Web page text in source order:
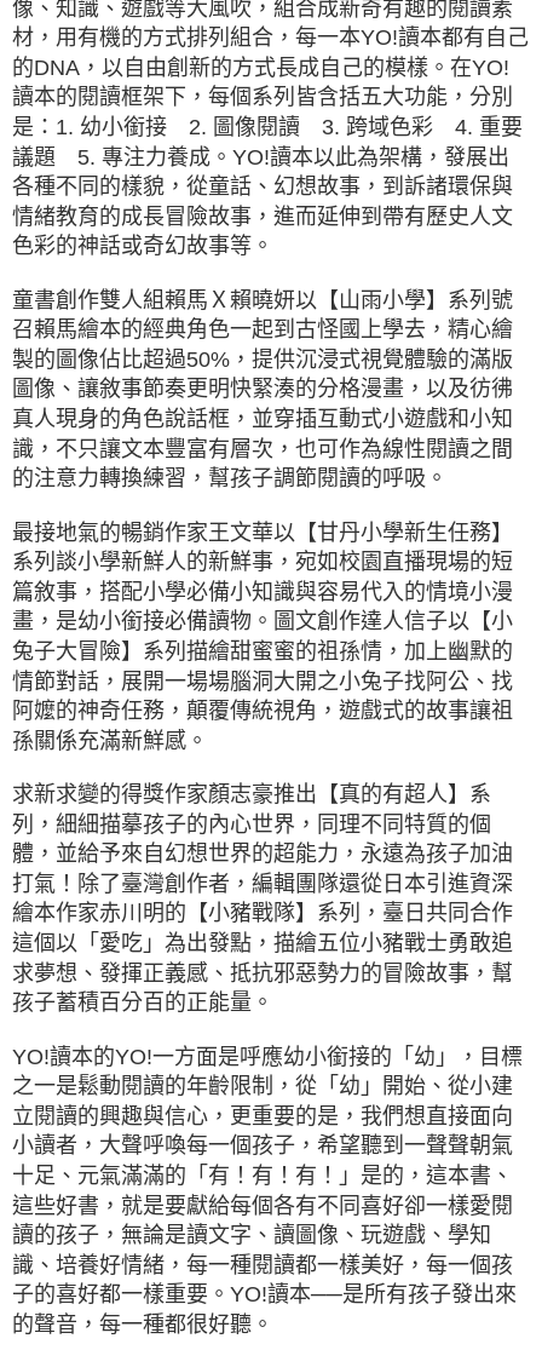
像、知識、遊戲等大風吹，組合成新奇有趣的閱讀素
材，用有機的方式排列組合，每一本YO!讀本都有自己
的DNA，以自由創新的方式長成自己的模樣。在YO!
讀本的閱讀框架下，每個系列皆含括五大功能，分別
是：1. 幼小銜接 2. 圖像閱讀 3. 跨域色彩 4. 重要
議題 5. 專注力養成。YO!讀本以此為架構，發展出
各種不同的樣貌，從童話、幻想故事，到訴諸環保與
情緒教育的成長冒險故事，進而延伸到帶有歷史人文
色彩的神話或奇幻故事等。
童書創作雙人組賴馬Ｘ賴曉妍以【山雨小學】系列號
召賴馬繪本的經典角色一起到古怪國上學去，精心繪
製的圖像佔比超過50%，提供沉浸式視覺體驗的滿版
圖像、讓敘事節奏更明快緊湊的分格漫畫，以及彷彿
真人現身的角色說話框，並穿插互動式小遊戲和小知
識，不只讓文本豐富有層次，也可作為線性閱讀之間
的注意力轉換練習，幫孩子調節閱讀的呼吸。
最接地氣的暢銷作家王文華以【甘丹小學新生任務】
系列談小學新鮮人的新鮮事，宛如校園直播現場的短
篇敘事，搭配小學必備小知識與容易代入的情境小漫
畫，是幼小銜接必備讀物。圖文創作達人信子以【小
兔子大冒險】系列描繪甜蜜蜜的祖孫情，加上幽默的
情節對話，展開一場場腦洞大開之小兔子找阿公、找
阿嬤的神奇任務，顛覆傳統視角，遊戲式的故事讓祖
孫關係充滿新鮮感。
求新求變的得獎作家顏志豪推出【真的有超人】系
列，細細描摹孩子的內心世界，同理不同特質的個
體，並給予來自幻想世界的超能力，永遠為孩子加油
打氣！除了臺灣創作者，編輯團隊還從日本引進資深
繪本作家赤川明的【小豬戰隊】系列，臺日共同合作
這個以「愛吃」為出發點，描繪五位小豬戰士勇敢追
求夢想、發揮正義感、抵抗邪惡勢力的冒險故事，幫
孩子蓄積百分百的正能量。
YO!讀本的YO!一方面是呼應幼小銜接的「幼」，目標
之一是鬆動閱讀的年齡限制，從「幼」開始、從小建
立閱讀的興趣與信心，更重要的是，我們想直接面向
小讀者，大聲呼喚每一個孩子，希望聽到一聲聲朝氣
十足、元氣滿滿的「有！有！有！」是的，這本書、
這些好書，就是要獻給每個各有不同喜好卻一樣愛閱
讀的孩子，無論是讀文字、讀圖像、玩遊戲、學知
識、培養好情緒，每一種閱讀都一樣美好，每一個孩
子的喜好都一樣重要。YO!讀本──是所有孩子發出來
的聲音，每一種都很好聽。